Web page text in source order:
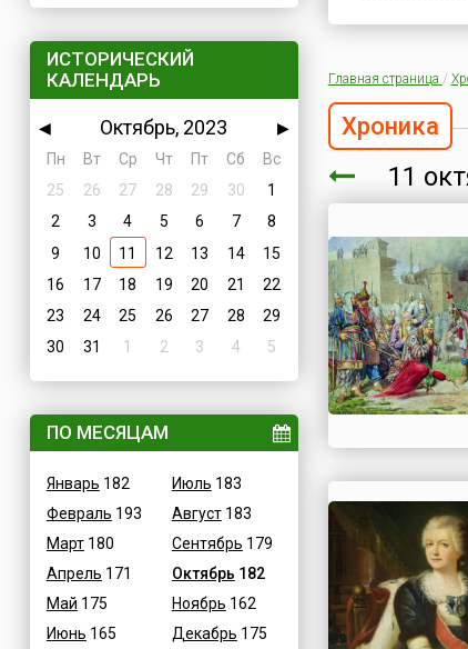
ИСТОРИЧЕСКИЙ
КАЛЕНДАРЬ
◀ Октябрь, 2023
▶
Пн
Вт Ср Чт Пт Сб
Вс
25
26 27 28 29 30
1
2
3 4 5 6 7
8
9
10 11 12 13 14
15
16
17 18 19 20 21
22
23
24 25 26 27 28
29
30
31 1 2 3 4 5
ПО МЕСЯЦАМ
Январь 182
Февраль 193
Март180
Апрель 171
Май 175
Июнь 165
Июль 183
Август183
Сентябрь 179
Октябрь 182
Ноябрь 162
Декабрь 175
Главная страница /
Хроника
11